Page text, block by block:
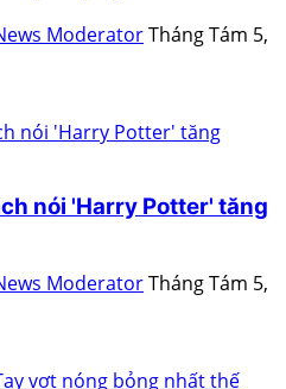
ModeratorTháng Tám 5,
nói 'Harry Potter' tăng
ModeratorTháng Tám 5,